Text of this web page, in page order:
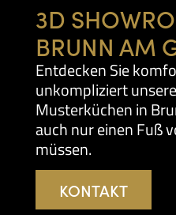
3D
BRUNN AM
Entdecken Sie
unkompliziert
Musterküchen in
auch nur einen Fuß
müssen.
KONTAKT